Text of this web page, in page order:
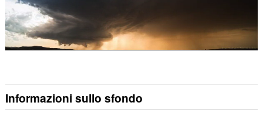
Informazioni sullo sfondo